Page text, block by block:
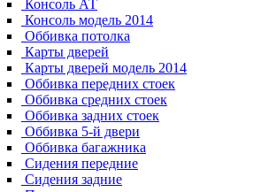
Консоль АТ
Консоль модель 2014
Оббивка потолка
Карты дверей
Карты дверей модель 2014
Оббивка передних стоек
Оббивка средних стоек
Оббивка задних стоек
Оббивка 5-й двери
Оббивка багажника
Сидения передние
Сидения задние